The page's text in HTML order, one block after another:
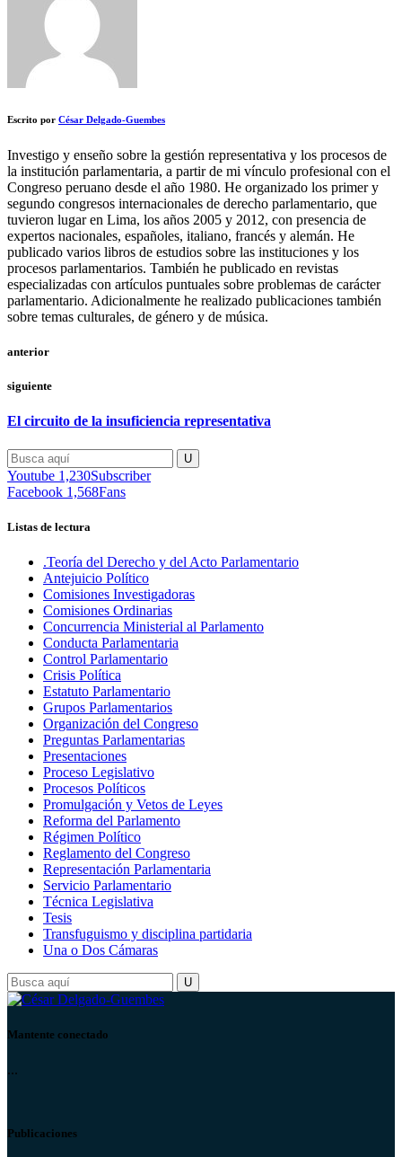
Escrito por César Delgado-Guembes
Investigo y enseño sobre la gestión representativa y los procesos de
la institución parlamentaria, a partir de mi vínculo profesional con el
Congreso peruano desde el año 1980. He organizado los primer y
segundo congresos internacionales de derecho parlamentario, que
tuvieron lugar en Lima, los años 2005 y 2012, con presencia de
expertos nacionales, españoles, italiano, francés y alemán. He
publicado varios libros de estudios sobre las instituciones y los
procesos parlamentarios. También he publicado en revistas
especializadas con artículos puntuales sobre problemas de carácter
parlamentario. Adicionalmente he realizado publicaciones también
sobre temas culturales, de género y de música.
anterior
siguiente
El circuito de la insuficiencia representativa
Youtube 1,230Subscriber
Facebook 1,568Fans
Listas de lectura
.Teoría del Derecho y del Acto Parlamentario
Antejuicio Político
Comisiones Investigadoras
Comisiones Ordinarias
Concurrencia Ministerial al Parlamento
Conducta Parlamentaria
Control Parlamentario
Crisis Política
Estatuto Parlamentario
Grupos Parlamentarios
Organización del Congreso
Preguntas Parlamentarias
Presentaciones
Proceso Legislativo
Procesos Políticos
Promulgación y Vetos de Leyes
Reforma del Parlamento
Régimen Político
Reglamento del Congreso
Representación Parlamentaria
Servicio Parlamentario
Técnica Legislativa
Tesis
Transfuguismo y disciplina partidaria
Una o Dos Cámaras
Mantente conectado
...
Publicaciones